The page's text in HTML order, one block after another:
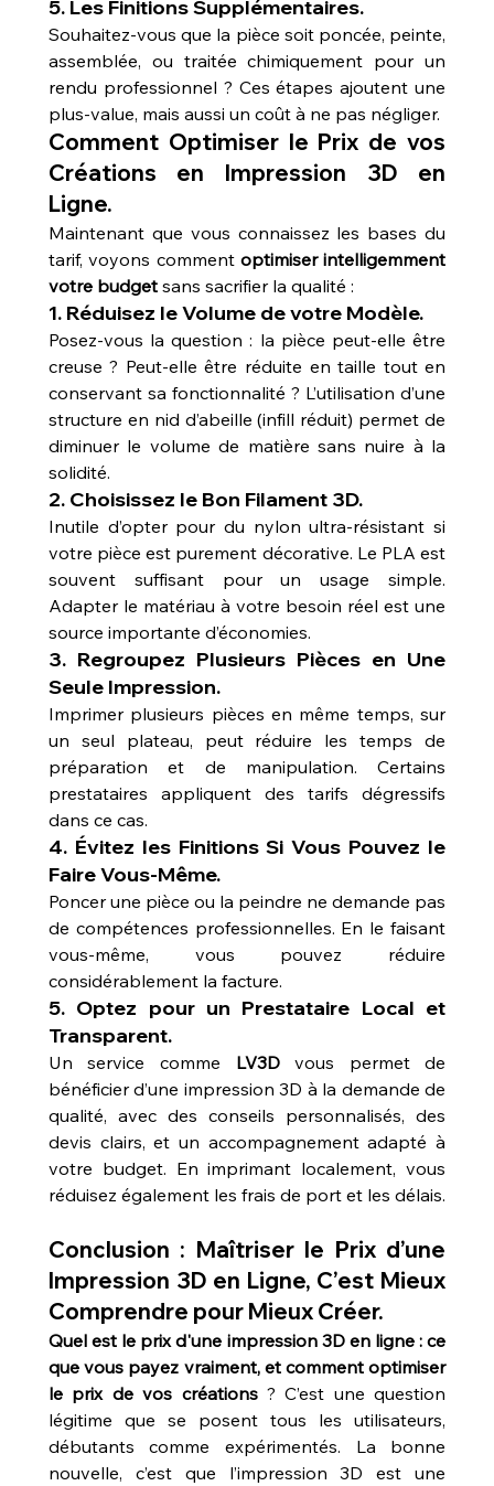
5. Les Finitions Supplémentaires.
Souhaitez-vous que la pièce soit poncée, peinte,
assemblée, ou traitée chimiquement pour un
rendu professionnel ? Ces étapes ajoutent une
plus-value, mais aussi un coût à ne pas négliger.
Comment Optimiser le Prix de vos
Créations en Impression 3D en
Ligne.
Maintenant que vous connaissez les bases du
tarif, voyons comment optimiser intelligemment
votre budget sans sacrifier la qualité :
1. Réduisez le Volume de votre Modèle.
Posez-vous la question : la pièce peut-elle être
creuse ? Peut-elle être réduite en taille tout en
conservant sa fonctionnalité ? L’utilisation d’une
structure en nid d’abeille (infill réduit) permet de
diminuer le volume de matière sans nuire à la
solidité.
2. Choisissez le Bon Filament 3D.
Inutile d’opter pour du nylon ultra-résistant si
votre pièce est purement décorative. Le PLA est
souvent suffisant pour un usage simple.
Adapter le matériau à votre besoin réel est une
source importante d’économies.
3. Regroupez Plusieurs Pièces en Une
Seule Impression.
Imprimer plusieurs pièces en même temps, sur
un seul plateau, peut réduire les temps de
préparation et de manipulation. Certains
prestataires appliquent des tarifs dégressifs
dans ce cas.
4. Évitez les Finitions Si Vous Pouvez le
Faire Vous-Même.
Poncer une pièce ou la peindre ne demande pas
de compétences professionnelles. En le faisant
vous-même, vous pouvez réduire
considérablement la facture.
5. Optez pour un Prestataire Local et
Transparent.
Un service comme LV3D vous permet de
bénéficier d’une impression 3D à la demande de
qualité, avec des conseils personnalisés, des
devis clairs, et un accompagnement adapté à
votre budget. En imprimant localement, vous
réduisez également les frais de port et les délais.
Conclusion : Maîtriser le Prix d’une
Impression 3D en Ligne, C’est Mieux
Comprendre pour Mieux Créer.
Quel est le prix d'une impression 3D en ligne : ce
que vous payez vraiment, et comment optimiser
le prix de vos créations ? C’est une question
légitime que se posent tous les utilisateurs,
débutants comme expérimentés. La bonne
nouvelle, c’est que l’impression 3D est une